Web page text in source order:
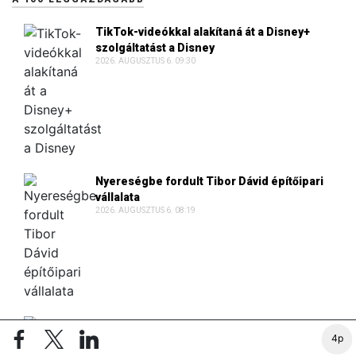
4p
TikTok-videókkal alakítaná át a Disney+
szolgáltatást a Disney
2026. AUGUSZTUS 6. 09:30
Nyereségbe fordult Tibor Dávid építőipari
vállalata
2026. AUGUSZTUS 6. 08:19
Lakásokat vásárolt luxusbirtoka mögött a
fiatal ausztrál milliárdos